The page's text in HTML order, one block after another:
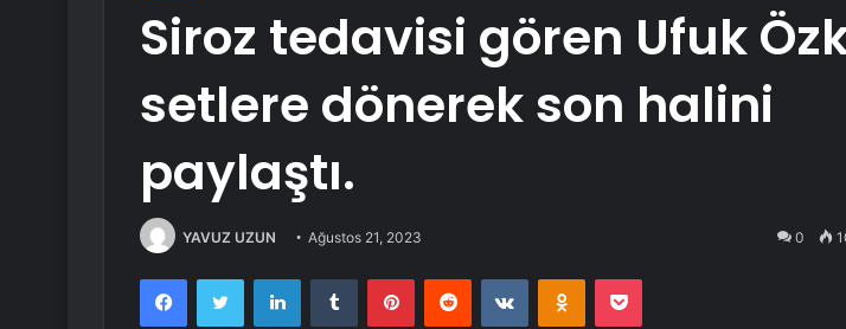
Siroz tedavisi gören Ufuk
setlere dönerek son halini
paylaştı.
YAVUZ UZUN Ağustos 21, 2023 0
FacebookTwitter LinkedInTumblr PinterestReddit VKontakteOdnoklassniki
Pocket